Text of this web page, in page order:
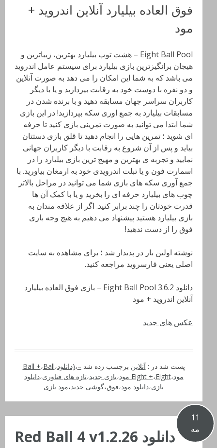
فوق العاده بیلیارد آنلاین اندروید +
مود
Eight Ball Pool – هشت توپ بیلیارد بهترین، زیباترین و
هیجان برانگیزترین بازی بیلیارد برای سیستم عامل اندروید
می باشد که به شما این امکان را می دهد به صورت آنلاین
و دو نفره با دوست خود به رقابت بپردازید و یا با دیگر
کاربران سراسر جهان مسابقه دهید و با برنده شدن در
مسابقات بیلیارد به جمع اوری سکه بپردازید! در این بازی
شما ابتدا می توانید به صورت تمرینی بازی کنید تا حرفه
ای شوید ؛ تمرین هایی را انجام دهید تا قلق بازی دستتان
بیاید و پس از آن شروع به رقابت با دیگر کاربران جهانی
نمایید و تجربه ی بهترین و مهیج ترین بازی بیلیارد را در
اسمارت فون و یا تبلت اندرویدی خود به ارمغان بیاورید. با
جمع آوری سکه های بازی شما می توانید در مراحل بالاتر
چوب های بیلیارد حرفه ای را بخرید و یا با کمک آن ها
قدرت خودتان را چند برابر کنید. اگر از علاقه مندان به
بازی بیلیارد هستید پیشنهاد می دهیم به هیچ وجه بازی
فوق را از دست ندهید!
نوشته اولین بار در پدیدار شد ؛ برای مشاهده به سایت
اصلی یعنی فارسروید مراجعه کنید.
دانلود Eight Ball Pool 3.6.2 – بازی فوق العاده بیلیارد
آنلاین اندروید + مود
عکس های جدید
پست شد در :آنلاین برچسب زده شد –،(دانلود، Ball +،Ball
مود، Eight +،Eight مود ،بازی جدید،تازه های فناوری،دانلود
بازی،دانلود مود،فوق،گوشی جدید،مود بازی
11
مه
دانلود Red Ball 4 v1.2.26